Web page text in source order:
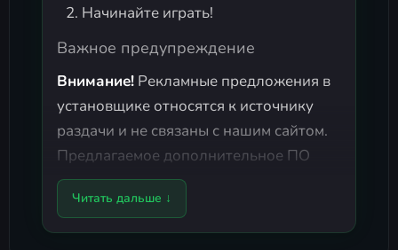
Начинайте играть!
Важное предупреждение
Внимание! Рекламные предложения в
установщике относятся к источнику
раздачи и не связаны с нашим сайтом.
Предлагаемое дополнительное ПО
являетсябезопасным
можноотключить
Нажмите кнопку"Пропустить"
Читать дальше ↓